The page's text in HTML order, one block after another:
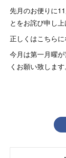
先月のお便りに
とをお詫び申し上
正しくはこちらに
今月は第一月曜
くお願い致します